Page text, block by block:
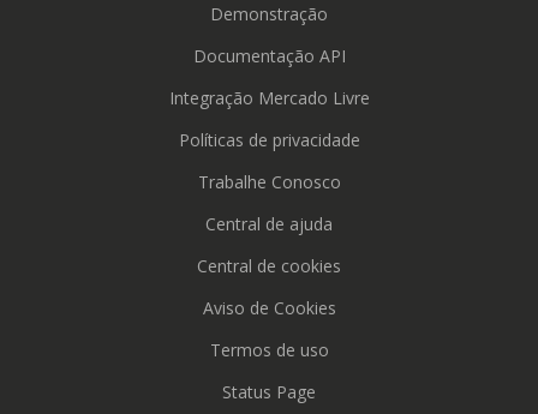
Demonstração
Documentação API
Integração Mercado Livre
Políticas de privacidade
Trabalhe Conosco
Central de ajuda
Central de cookies
Aviso de Cookies
Termos de uso
Status Page